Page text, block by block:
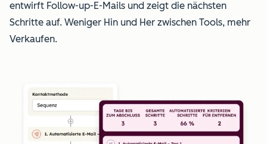
entwirft Follow-up-E-Mails und zeigt die nächsten
Schritte auf. Weniger Hin und Her zwischen Tools, mehr
Verkaufen.